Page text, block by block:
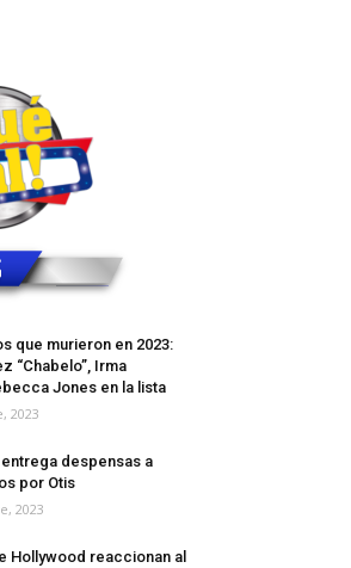
la Arena GNP
que murieron en 2023:
“Chabelo”, Irma
Jones en la lista
2023
entrega despensas a
por Otis
2023
Hollywood reaccionan al